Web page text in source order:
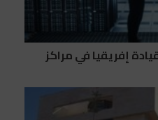
إفريقيا في مراكز